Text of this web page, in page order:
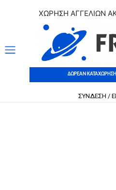
ΚΑΤΑΧΩΡΗΣΗ ΑΓΓΕΛΙΩΝ
ΔΩΡΕΑΝ ΚΑΤΑΧΩΡΗΣΗ
ΣΥΝΔΕΣΗ /